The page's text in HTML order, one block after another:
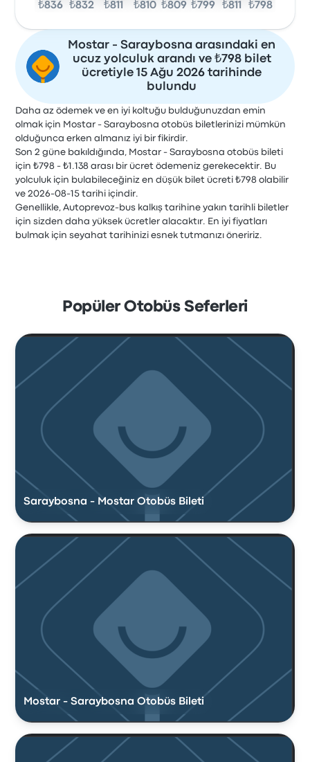
₺836 ₺832 ₺811 ₺810 ₺809 ₺799 ₺811 ₺798
Mostar - Saraybosna arasındaki en
ucuz yolculuk arandı ve ₺798 bilet
ücretiyle 15 Ağu 2026 tarihinde
bulundu
Daha az ödemek ve en iyi koltuğu bulduğunuzdan emin
olmak için Mostar - Saraybosna otobüs biletlerinizi mümkün
olduğunca erken almanız iyi bir fikirdir.
Son 2 güne bakıldığında, Mostar - Saraybosna otobüs bileti
için ₺798 - ₺1.138 arası bir ücret ödemeniz gerekecektir. Bu
yolculuk için bulabileceğiniz en düşük bilet ücreti ₺798 olabilir
ve 2026-08-15 tarihi içindir.
Genellikle, Autoprevoz-bus kalkış tarihine yakın tarihli biletler
için sizden daha yüksek ücretler alacaktır. En iyi fiyatları
bulmak için seyahat tarihinizi esnek tutmanızı öneririz.
Popüler Otobüs Seferleri
Saraybosna - Mostar Otobüs Bileti
Mostar - Saraybosna Otobüs Bileti